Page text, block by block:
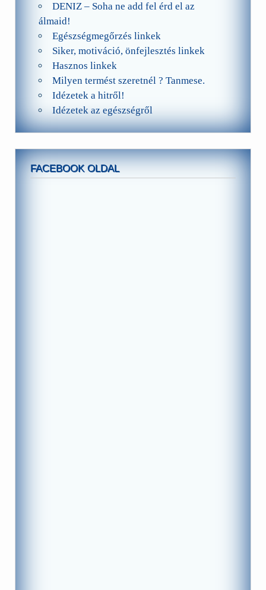
DENIZ – Soha ne add fel érd el az
álmaid!
Egészségmegőrzés linkek
Siker, motiváció, önfejlesztés linkek
Hasznos linkek
Milyen termést szeretnél ? Tanmese.
Idézetek a hitről!
Idézetek az egészségről
FACEBOOK OLDAL